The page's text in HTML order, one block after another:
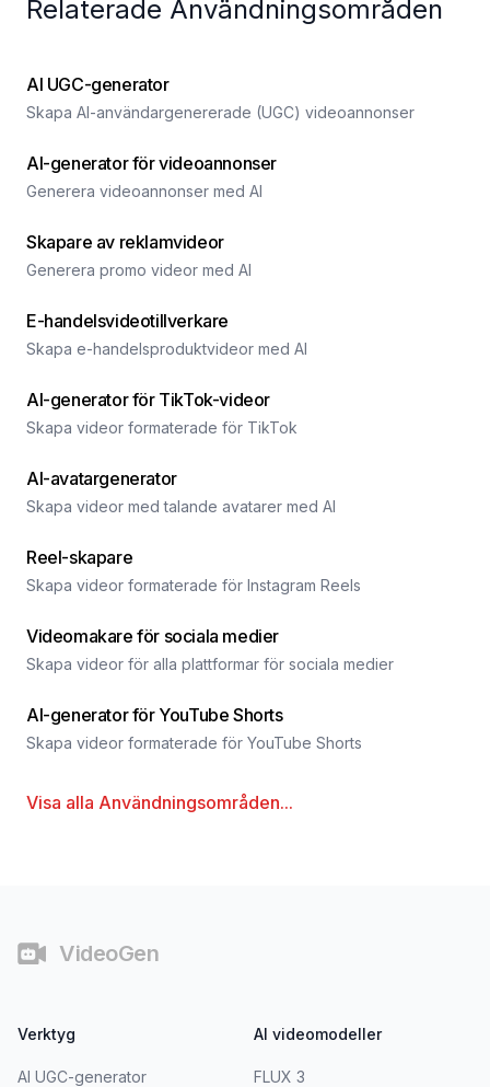
Relaterade Användningsområden
AI UGC-generator
Skapa AI-användargenererade (UGC) videoannonser
AI-generator för videoannonser
Generera videoannonser med AI
Skapare av reklamvideor
Generera promo videor med AI
E-handelsvideotillverkare
Skapa e-handelsproduktvideor med AI
AI-generator för TikTok-videor
Skapa videor formaterade för TikTok
AI-avatargenerator
Skapa videor med talande avatarer med AI
Reel-skapare
Skapa videor formaterade för Instagram Reels
Videomakare för sociala medier
Skapa videor för alla plattformar för sociala medier
AI-generator för YouTube Shorts
Skapa videor formaterade för YouTube Shorts
Visa alla Användningsområden...
VideoGen
Verktyg
AI UGC-generator
AI videomodeller
FLUX 3